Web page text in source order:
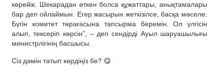
көрейік. Шекарадан өткен болса құжаттары, анықтамалары
бар деп ойлаймын. Егер жасырын жеткізілсе, басқа мәселе.
Бүгін комитет төрағасына тапсырма беремін. Ол үлгісін
алып, тексеріп көрсін”, – деп сендірді Ауыл шаруашылығы
министрлігінің басшысы.
Сіз дәмін татып көрдіңіз бе? 😋